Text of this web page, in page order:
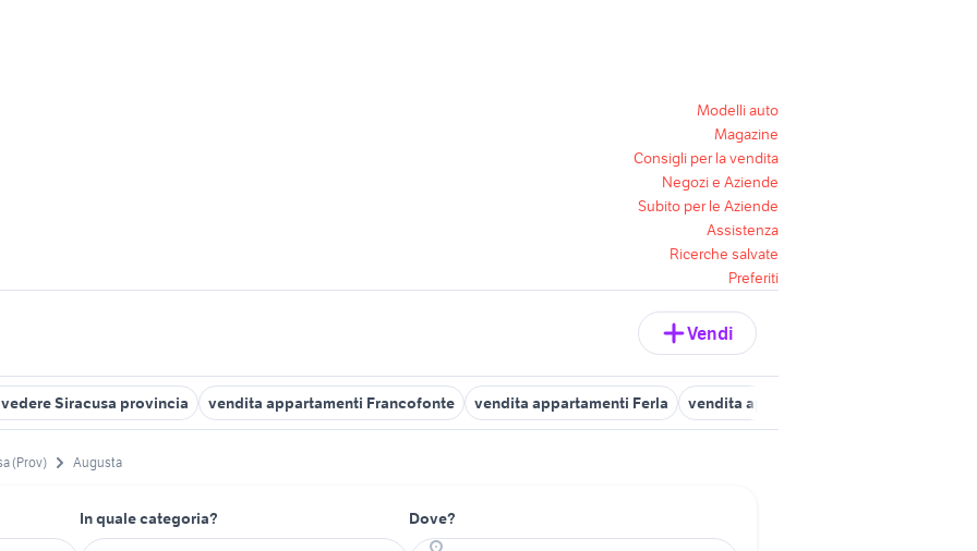
Modelli auto
Magazine
Consigli per la vendita
Negozi e Aziende
Subito per le Aziende
Assistenza
Ricerche salvate
Preferiti
Vendi
Siracusa provincia vendita appartamenti Francofonte vendita appartamenti Ferla vendita appartamenti borgata Siracusa
(Prov) Augusta
In quale categoria? Dove?